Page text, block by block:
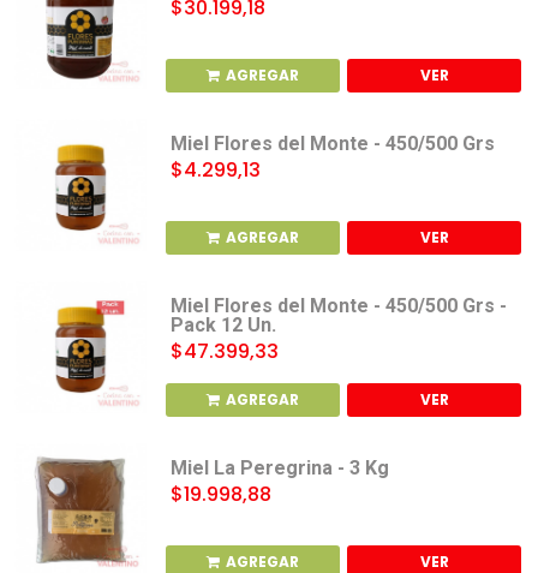
$30.199,18
AGREGAR VER
Miel Flores del Monte - 450/500 Grs
$4.299,13
AGREGAR VER
Miel Flores del Monte - 450/500 Grs -
Pack 12 Un.
$47.399,33
AGREGAR VER
Miel La Peregrina - 3 Kg
$19.998,88
AGREGAR VER